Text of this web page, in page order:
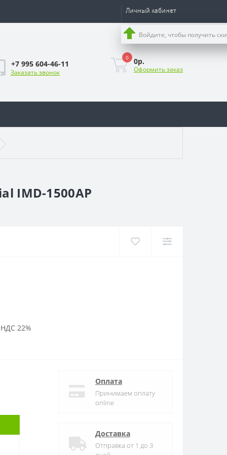
Личный кабинет
Войдите, чтобы получить
+7 995 604-46-11
Заказать звонок
0 0р.
Оформить заказ
IMD-1500AP
22%
Оплата
Принимаем оплату
online
Доставка
Отправка от 1 до 3